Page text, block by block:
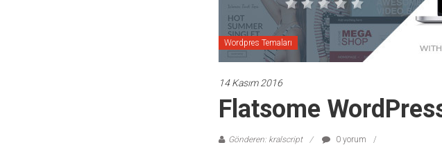
Wordpres Temaları
14 Kasım 2016
Flatsome
Gönderen: kralscript
0 yorum